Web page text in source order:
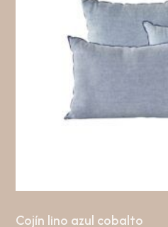
Cojín lino azul cobalto